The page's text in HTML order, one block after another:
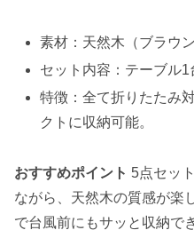
素材：天然木（ブラウン
セット内容：テーブル1
特徴：全て折りたたみ
クトに収納可能。
おすすめポイント 5点セッ
ながら、天然木の質感が楽
で台風前にもサッと収納で